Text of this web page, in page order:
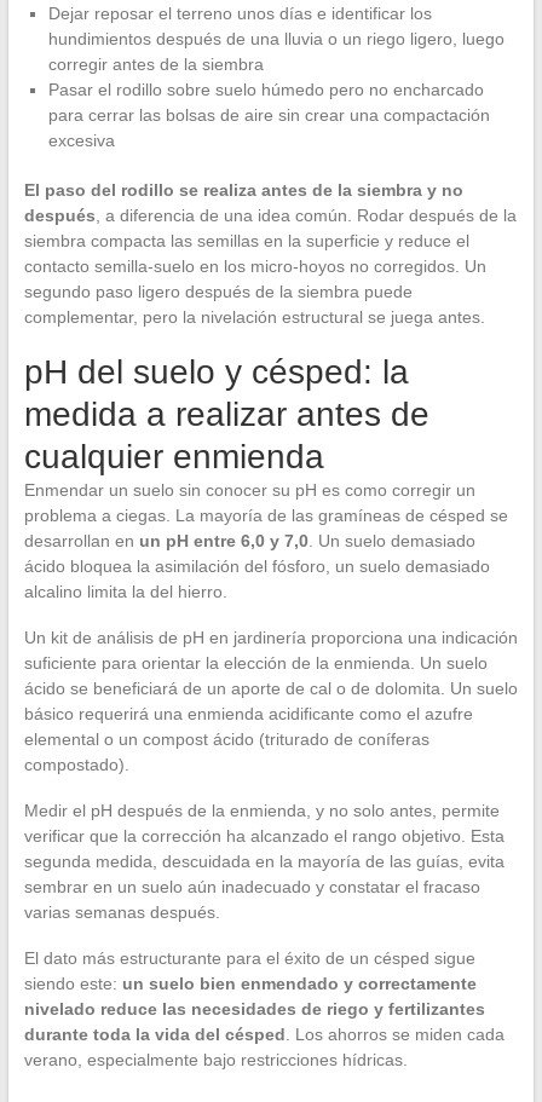
Dejar reposar el terreno unos días e identificar los
hundimientos después de una lluvia o un riego ligero, luego
corregir antes de la siembra
Pasar el rodillo sobre suelo húmedo pero no encharcado
para cerrar las bolsas de aire sin crear una compactación
excesiva
El paso del rodillo se realiza antes de la siembra y no
después, a diferencia de una idea común. Rodar después de la
siembra compacta las semillas en la superficie y reduce el
contacto semilla-suelo en los micro-hoyos no corregidos. Un
segundo paso ligero después de la siembra puede
complementar, pero la nivelación estructural se juega antes.
pH del suelo y césped: la
medida a realizar antes de
cualquier enmienda
Enmendar un suelo sin conocer su pH es como corregir un
problema a ciegas. La mayoría de las gramíneas de césped se
desarrollan en un pH entre 6,0 y 7,0. Un suelo demasiado
ácido bloquea la asimilación del fósforo, un suelo demasiado
alcalino limita la del hierro.
Un kit de análisis de pH en jardinería proporciona una indicación
suficiente para orientar la elección de la enmienda. Un suelo
ácido se beneficiará de un aporte de cal o de dolomita. Un suelo
básico requerirá una enmienda acidificante como el azufre
elemental o un compost ácido (triturado de coníferas
compostado).
Medir el pH después de la enmienda, y no solo antes, permite
verificar que la corrección ha alcanzado el rango objetivo. Esta
segunda medida, descuidada en la mayoría de las guías, evita
sembrar en un suelo aún inadecuado y constatar el fracaso
varias semanas después.
El dato más estructurante para el éxito de un césped sigue
siendo este: un suelo bien enmendado y correctamente
nivelado reduce las necesidades de riego y fertilizantes
durante toda la vida del césped. Los ahorros se miden cada
verano, especialmente bajo restricciones hídricas.